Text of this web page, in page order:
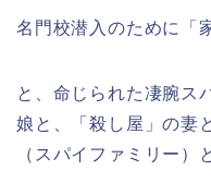
名門校潜入のために「
と、命じられた凄腕ス
娘と、「殺し屋」の妻
（スパイファミリー）